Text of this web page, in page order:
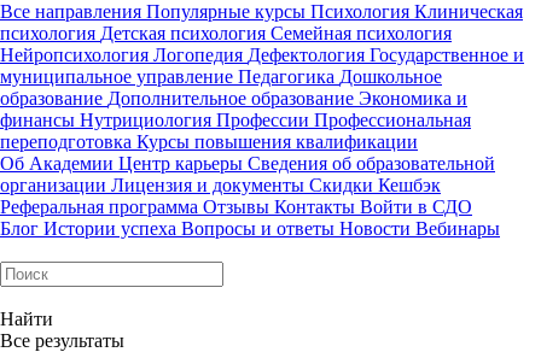
Все направления Популярные курсы Психология Клиническая
психология Детская психология Семейная психология
Нейропсихология Логопедия Дефектология Государственное и
муниципальное управление Педагогика Дошкольное
образование Дополнительное образование Экономика и
финансы Нутрициология Профессии Профессиональная
переподготовка Курсы повышения квалификации
Об Академии Центр карьеры Сведения об образовательной
организации Лицензия и документы Скидки Кешбэк
Реферальная программа Отзывы Контакты Войти в СДО
Блог Истории успеха Вопросы и ответы Новости Вебинары
Найти
Все результаты